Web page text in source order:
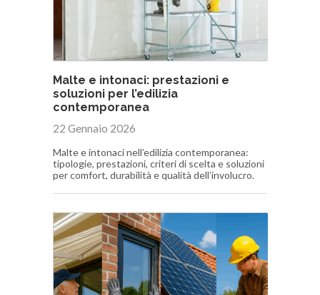
Malte e intonaci: prestazioni e
soluzioni per l’edilizia
contemporanea
22 Gennaio 2026
Malte e intonaci nell’edilizia contemporanea:
tipologie, prestazioni, criteri di scelta e soluzioni
per comfort, durabilità e qualità dell’involucro.